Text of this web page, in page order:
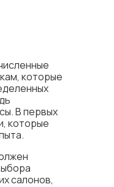
которые
В первых
которые
салонов,